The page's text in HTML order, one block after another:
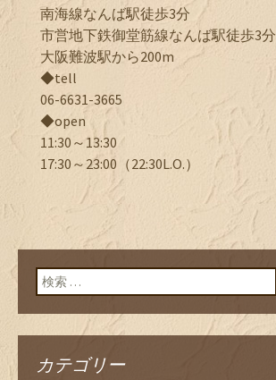
南海線なんば駅徒歩3分
市営地下鉄御堂筋線なんば駅徒歩3分
大阪難波駅から200m
◆tell
06-6631-3665
◆open
11:30～13:30
17:30～23:00（22:30L.O.）
検索:
カテゴリー